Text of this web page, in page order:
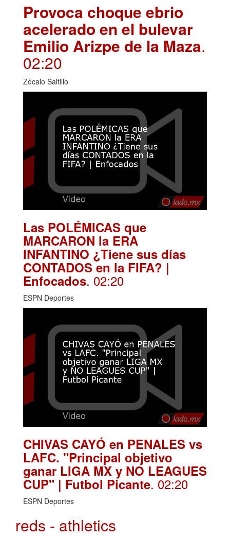
Provoca choque ebrio
acelerado en el bulevar
Emilio Arizpe de la Maza.
02:20
Zócalo Saltillo
Las POLÉMICAS que
MARCARON la ERA
INFANTINO ¿Tiene sus días
CONTADOS en la FIFA? |
Enfocados. 02:20
ESPN Deportes
CHIVAS CAYÓ en PENALES vs
LAFC. "Principal objetivo
ganar LIGA MX y NO LEAGUES
CUP" | Futbol Picante. 02:20
ESPN Deportes
reds - athletics